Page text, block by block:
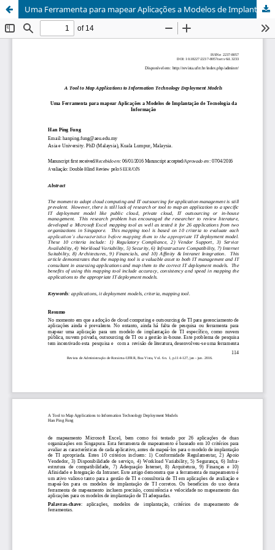
Uma Ferramenta para mapear Aplicações a Modelos de Implantação de Tecnologia da Informação